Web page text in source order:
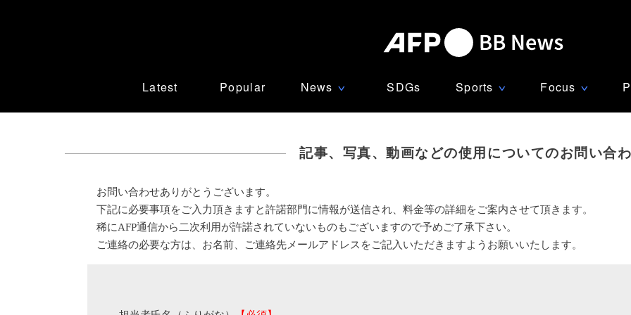
Latest Popular News ∨ SDGs Sports ∨ Focus ∨
記事、写真、動画などの使用についてのお問い合
お問い合わせありがとうございます。
下記に必要事項をご入力頂きますと許諾部門に情報が送信され、料金等の詳細をご案内させて頂きます。
稀にAFP通信から二次利用が許諾されていないものもございますので予めご了承下さい。
ご連絡の必要な方は、お名前、ご連絡先メールアドレスをご記入いただきますようお願いいたします。